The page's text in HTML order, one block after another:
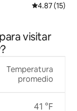
Calificación
4.87 (15)
visitar
Temperatura
promedio
41 °F